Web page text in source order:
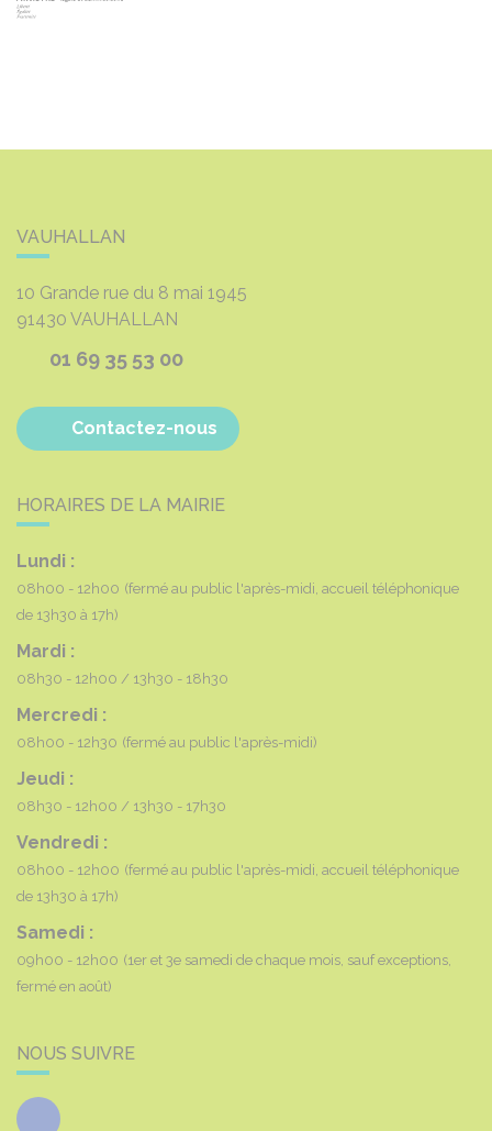
VAUHALLAN
10 Grande rue du 8 mai 1945
91430 VAUHALLAN
01 69 35 53 00
Contactez-nous
HORAIRES DE LA MAIRIE
Lundi :
08h00 - 12h00 (fermé au public l'après-midi, accueil téléphonique
de 13h30 à 17h)
Mardi :
08h30 - 12h00 13h30 - 18h30
Mercredi :
08h00 - 12h30 (fermé au public l'après-midi)
Jeudi :
08h30 - 12h00 13h30 - 17h30
Vendredi :
08h00 - 12h00 (fermé au public l'après-midi, accueil téléphonique
de 13h30 à 17h)
Samedi :
09h00 - 12h00 (1er et 3e samedi de chaque mois, sauf exceptions,
fermé en août)
NOUS SUIVRE